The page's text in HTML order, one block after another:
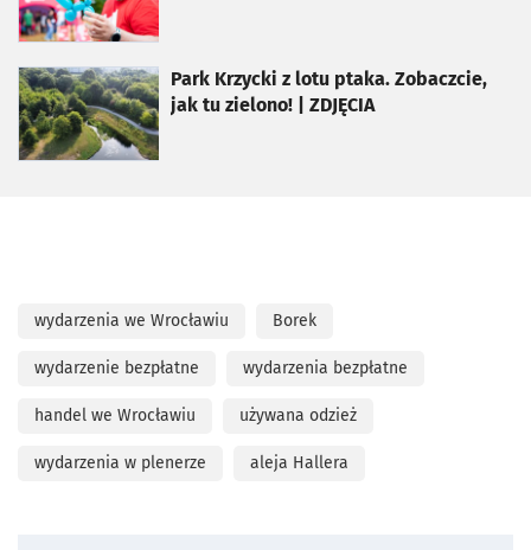
Park Krzycki z lotu ptaka. Zobaczcie,
jak tu zielono! | ZDJĘCIA
otworzy się w nowej karcie
wydarzenia we Wrocławiu Borek
wydarzenie bezpłatne wydarzenia bezpłatne
handel we Wrocławiu używana odzież
wydarzenia w plenerze aleja Hallera